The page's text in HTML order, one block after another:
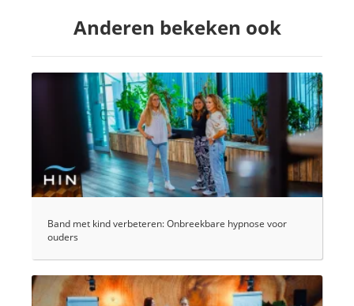
Anderen bekeken ook
Band met kind verbeteren: Onbreekbare hypnose voor
ouders